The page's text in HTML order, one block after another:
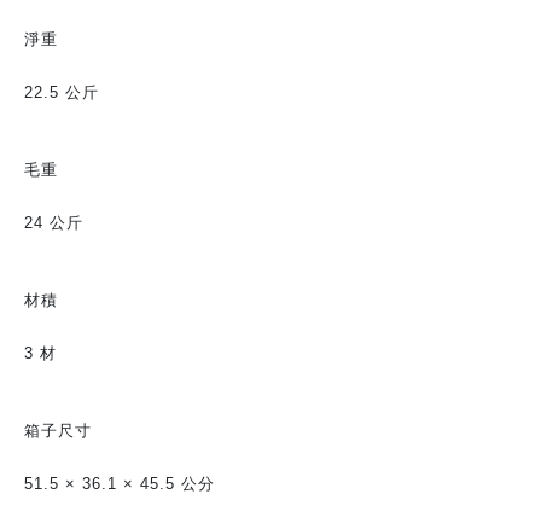
淨重
22.5 公斤
毛重
24 公斤
材積
3 材
箱子尺寸
51.5 × 36.1 × 45.5 公分